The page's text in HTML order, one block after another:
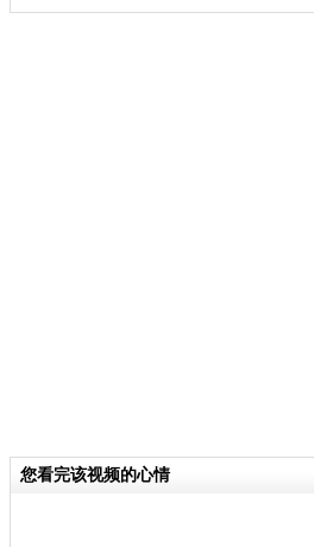
您看完该视频的心情